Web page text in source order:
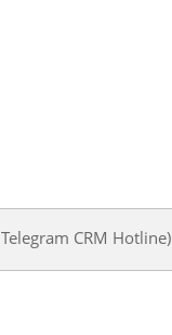
Telegram CRM Hotline)